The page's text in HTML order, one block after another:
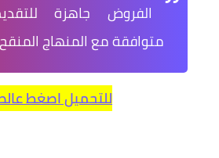
الفروض جاهزة
متوافقة مع المنهاج المنقح
للتحميل اصغط